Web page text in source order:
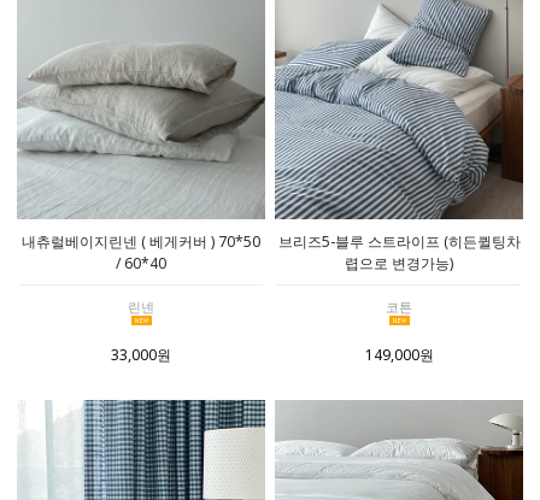
내츄럴베이지린넨 ( 베게커버 ) 70*50
/ 60*40
린넨
33,000원
브리즈5-블루 스트라이프 (히든퀼팅차
렵으로 변경가능)
코튼
149,000원